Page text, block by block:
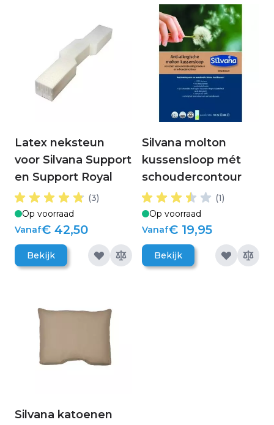
Latex neksteun
voor Silvana Support
en Support Royal
(3)
Op voorraad
Vanaf€ 42,50
Bekijk
Silvana molton
kussensloop mét
schoudercontour
(1)
Op voorraad
Vanaf€ 19,95
Bekijk
Silvana katoenen